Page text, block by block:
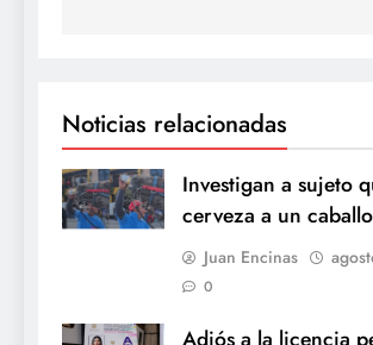
Noticias relacionadas
Investigan a sujeto
cerveza a un
Juan Encinas
0